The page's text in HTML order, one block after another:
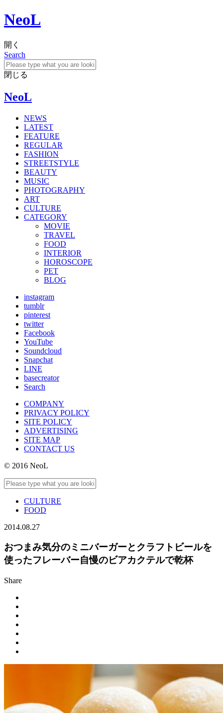
NeoL
開く
Search
閉じる
NeoL
NEWS
LATEST
FEATURE
REGULAR
FASHION
STREETSTYLE
BEAUTY
MUSIC
PHOTOGRAPHY
ART
CULTURE
CATEGORY
MOVIE
TRAVEL
FOOD
INTERIOR
HOROSCOPE
PET
BLOG
instagram
tumblr
pinterest
twitter
Facebook
YouTube
Soundcloud
Snapchat
LINE
basecreator
Search
COMPANY
PRIVACY POLICY
SITE POLICY
ADVERTISING
SITE MAP
CONTACT US
© 2016 NeoL
CULTURE
FOOD
2014.08.27
おつまみ気分のミニバーガーとクラフトビールを
使ったフレーバー自慢のビアカクテルで乾杯
Share